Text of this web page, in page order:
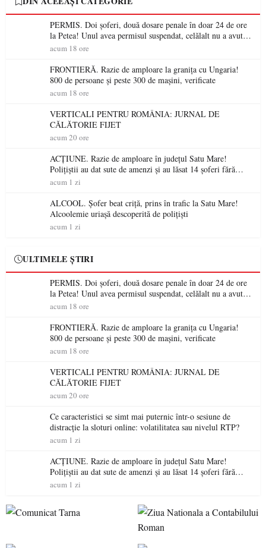
PERMIS. Doi șoferi, două dosare penale în doar 24 de ore
la Petea! Unul avea permisul suspendat, celălalt nu a avut
niciodată permis
acum 18 ore
FRONTIERĂ. Razie de amploare la granița cu Ungaria!
800 de persoane și peste 300 de mașini, verificate
acum 18 ore
VERTICALI PENTRU ROMÂNIA: JURNAL DE
CĂLĂTORIE FIJET
acum 20 ore
ACȚIUNE. Razie de amploare în județul Satu Mare!
Polițiștii au dat sute de amenzi și au lăsat 14 șoferi fără
permis într-o singură zi
acum 1 zi
ALCOOL. Șofer beat criță, prins în trafic la Satu Mare!
Alcoolemie uriașă descoperită de polițiști
acum 1 zi
ULTIMELE ȘTIRI
PERMIS. Doi șoferi, două dosare penale în doar 24 de ore
la Petea! Unul avea permisul suspendat, celălalt nu a avut
niciodată permis
acum 18 ore
FRONTIERĂ. Razie de amploare la granița cu Ungaria!
800 de persoane și peste 300 de mașini, verificate
acum 18 ore
VERTICALI PENTRU ROMÂNIA: JURNAL DE
CĂLĂTORIE FIJET
acum 20 ore
Ce caracteristici se simt mai puternic într-o sesiune de
distracție la sloturi online: volatilitatea sau nivelul RTP?
acum 1 zi
ACȚIUNE. Razie de amploare în județul Satu Mare!
Polițiștii au dat sute de amenzi și au lăsat 14 șoferi fără
permis într-o singură zi
acum 1 zi